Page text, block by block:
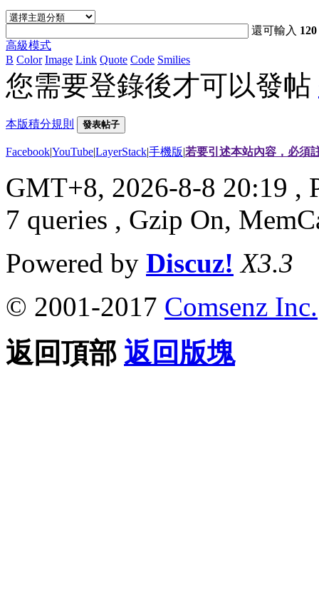
還可輸入 120
高級模式
B Color Image Link Quote Code Smilies
您需要登錄後才可以發帖
本版積分規則 發表帖子
Facebook|YouTube|LayerStack|手機版|若要引述本站內容，必須
GMT+8, 2026-8-8 20:19 ,
7 queries , Gzip On,
Powered by Discuz! X3.3
© 2001-2017 Comsenz Inc.
返回頂部 返回版塊